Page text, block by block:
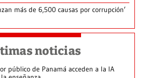
más de 6,500 causas por corrupción’
noticias
público de Panamá acceden a la IA